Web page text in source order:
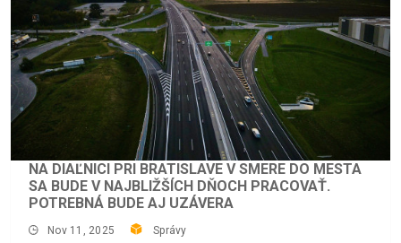
NA DIAĽNICI PRI BRATISLAVE V SMERE DO MESTA
SA BUDE V NAJBLIŽŠÍCH DŇOCH PRACOVAŤ.
POTREBNÁ BUDE AJ UZÁVERA
Nov 11, 2025 Správy